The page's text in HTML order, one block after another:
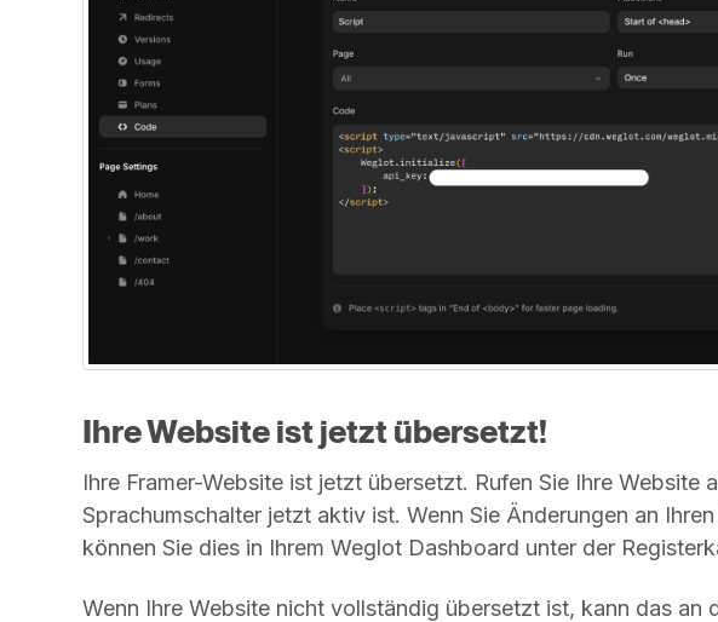
Ihre Website ist jetzt übersetzt!
Ihre Framer-Website ist jetzt übersetzt. Rufen Sie Ihre Website
Sprachumschalter jetzt aktiv ist. Wenn Sie Änderungen an
können Sie dies in Ihrem Weglot Dashboard unter der
Wenn Ihre Website nicht vollständig übersetzt ist, kann das an